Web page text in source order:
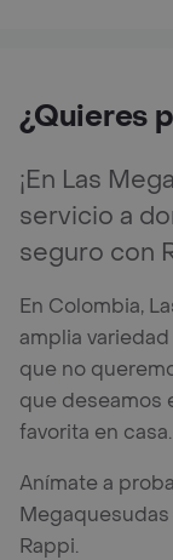
¿Quieres
¡En Las
servicio a
seguro con
En Colombia,
amplia
que no
que deseamos
favorita en casa.
Anímate a
Rappi.